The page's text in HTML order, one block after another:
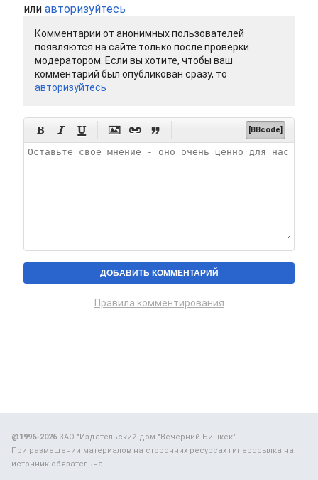
или авторизуйтесь
Комментарии от анонимных пользователей
появляются на сайте только после проверки
модератором. Если вы хотите, чтобы ваш
комментарий был опубликован сразу, то
авторизуйтесь
      [BBcode]
Правила комментирования
@1996-2026ЗАО "Издательский дом "Вечерний Бишкек"
При размещении материалов на сторонних ресурсах гиперссылка на
источник обязательна.